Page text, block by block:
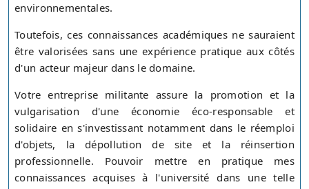
environnementales.
Toutefois, ces connaissances académiques ne sauraient
être valorisées sans une expérience pratique aux côtés
d'un acteur majeur dans le domaine.
Votre entreprise militante assure la promotion et la
vulgarisation d'une économie éco-responsable et
solidaire en s'investissant notamment dans le réemploi
d'objets, la dépollution de site et la réinsertion
professionnelle. Pouvoir mettre en pratique mes
connaissances acquises à l'université dans une telle